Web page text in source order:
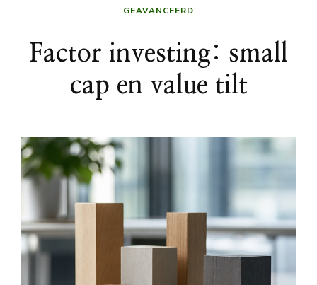
GEAVANCEERD
Factor investing: small
cap en value tilt